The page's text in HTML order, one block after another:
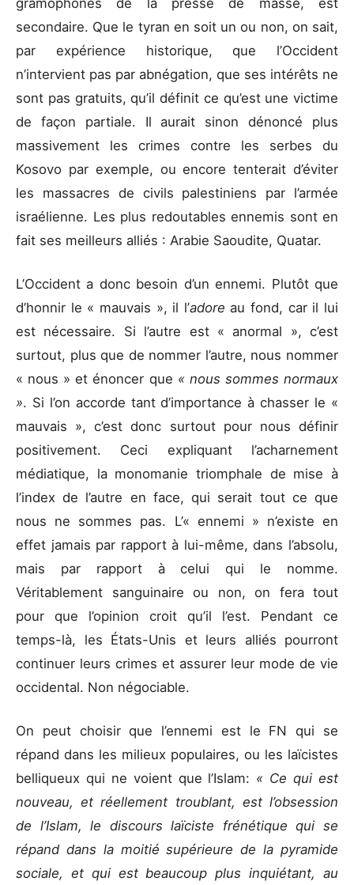
secondaire. Que le tyran en soit un ou non, on sait,
par expérience historique, que l’Occident
n’intervient pas par abnégation, que ses intérêts ne
sont pas gratuits, qu’il définit ce qu’est une victime
de façon partiale. Il aurait sinon dénoncé plus
massivement les crimes contre les serbes du
Kosovo par exemple, ou encore tenterait d’éviter
les massacres de civils palestiniens par l’armée
israélienne. Les plus redoutables ennemis sont en
fait ses meilleurs alliés : Arabie Saoudite, Quatar.
L’Occident a donc besoin d’un ennemi. Plutôt que
d’honnir le « mauvais », il l’adore au fond, car il lui
est nécessaire. Si l’autre est « anormal », c’est
surtout, plus que de nommer l’autre, nous nommer
« nous » et énoncer que « nous sommes normaux
». Si l’on accorde tant d’importance à chasser le «
mauvais », c’est donc surtout pour nous définir
positivement. Ceci expliquant l’acharnement
médiatique, la monomanie triomphale de mise à
l’index de l’autre en face, qui serait tout ce que
nous ne sommes pas. L’« ennemi » n’existe en
effet jamais par rapport à lui-même, dans l’absolu,
mais par rapport à celui qui le nomme.
Véritablement sanguinaire ou non, on fera tout
pour que l’opinion croit qu’il l’est. Pendant ce
temps-là, les États-Unis et leurs alliés pourront
continuer leurs crimes et assurer leur mode de vie
occidental. Non négociable.
On peut choisir que l’ennemi est le FN qui se
répand dans les milieux populaires, ou les laïcistes
belliqueux qui ne voient que l’Islam: « Ce qui est
nouveau, et réellement troublant, est l’obsession
de l’Islam, le discours laïciste frénétique qui se
répand dans la moitié supérieure de la pyramide
sociale, et qui est beaucoup plus inquiétant, au